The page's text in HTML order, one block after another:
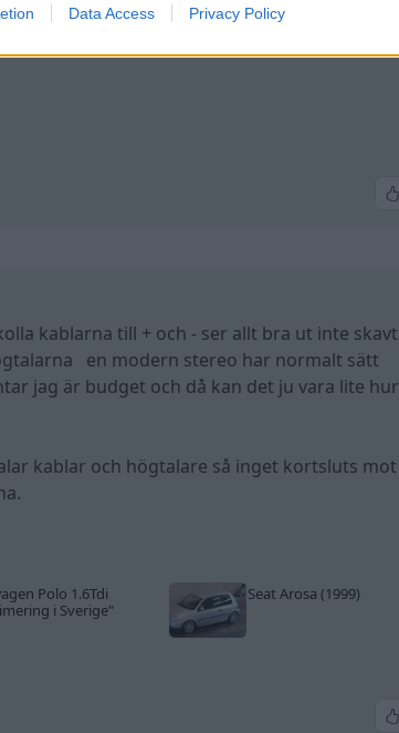
Data Access Privacy Policy
som inte är orginal.
kablarna till + och - ser allt bra ut inte skavt
en modern stereo har normalt sätt
jag är budget och då kan det ju vara lite hur
kablar och högtalare så inget kortsluts mot
Polo 1.6Tdi
i Sverige"
Seat Arosa (1999)